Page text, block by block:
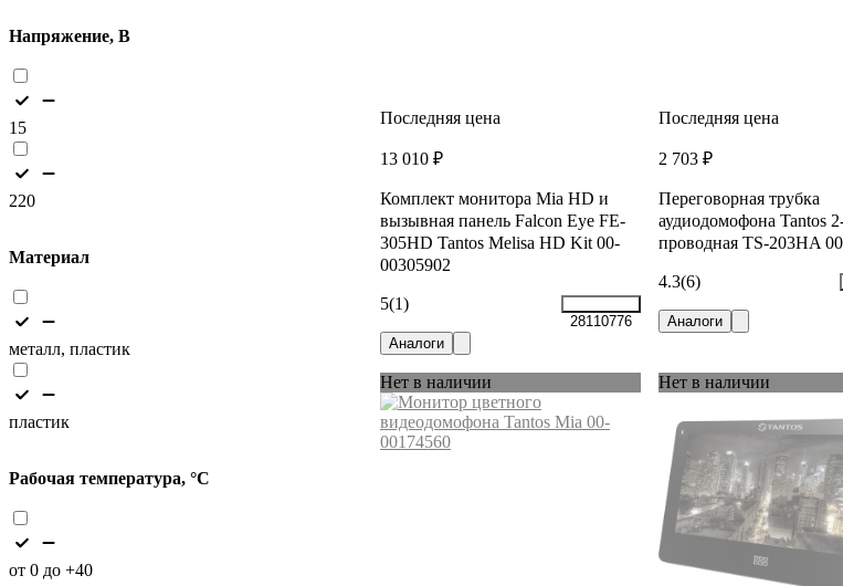
Напряжение, В
15
220
Материал
металл, пластик
пластик
Рабочая температура, °С
от 0 до +40
Последняя цена
13 010 ₽
Комплект монитора Mia HD и
вызывная панель Falcon Eye FE-
305HD Tantos Melisa HD Kit 00-
00305902
5(1)
28110776
Аналоги
Последняя цена
2 703 ₽
Переговорная трубка
аудиодомофона Tantos
проводная TS-203HA
4.3(6)
Аналоги
Нет в наличии Нет в наличии